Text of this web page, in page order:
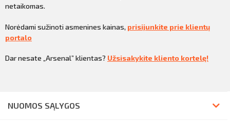
netaikomas.
Norėdami sužinoti asmenines kainas, prisijunkite prie klientų
portalo
Dar nesate „Arsenal” klientas? Užsisakykite kliento kortelę!
NUOMOS SĄLYGOS